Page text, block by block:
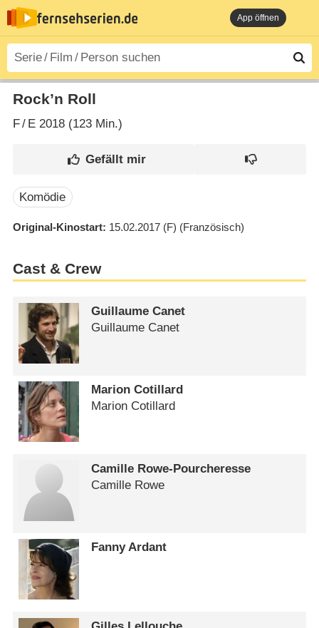
App öffnen
Rock’n Roll
F/ E2018 (123 Min.)
Komödie
Original-Kinostart 15.02.2017 (F) (Französisch)
Cast & Crew
Guillaume Canet
Guillaume Canet
Marion Cotillard
Marion Cotillard
Camille Rowe-Pourcheresse
Camille Rowe
Fanny Ardant